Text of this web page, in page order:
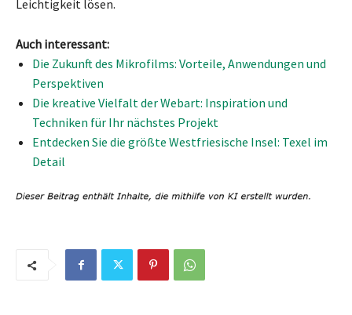
Leichtigkeit lösen.
Auch interessant:
Die Zukunft des Mikrofilms: Vorteile, Anwendungen und
Perspektiven
Die kreative Vielfalt der Webart: Inspiration und
Techniken für Ihr nächstes Projekt
Entdecken Sie die größte Westfriesische Insel: Texel im
Detail